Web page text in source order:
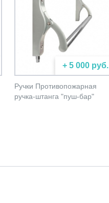
+ 5 000 руб.
Ручки Противопожарная
ручка-штанга "пуш-бар"